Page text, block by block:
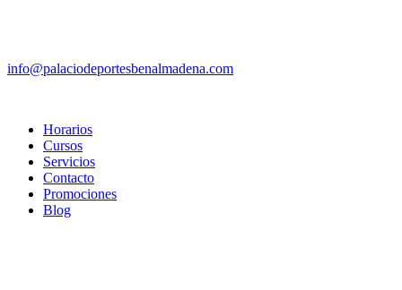
info@palaciodeportesbenalmadena.com
Horarios
Cursos
Servicios
Contacto
Promociones
Blog